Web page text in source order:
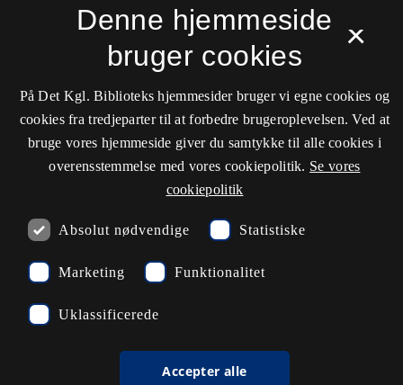
Kontaktinformationer
Åbningstider
Spørg biblioteket
Pressekontakt
×
Denne hjemmeside
bruger cookies
På Det Kgl. Biblioteks hjemmesider bruger vi egne cookies og
cookies fra tredjeparter til at forbedre brugeroplevelsen. Ved at
bruge vores hjemmeside giver du samtykke til alle cookies i
overensstemmelse med vores cookiepolitik. Se vores
cookiepolitik
Absolut nødvendige Statistiske
Marketing Funktionalitet
Uklassificerede
Accepter alle